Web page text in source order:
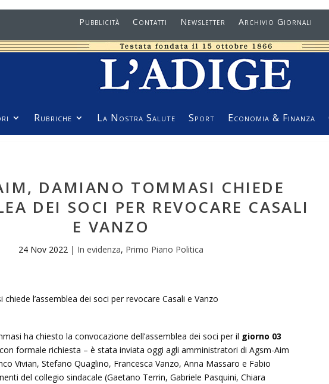
Pubblicità Contatti Newsletter Archivio Giornali
Rubriche La Nostra Salute Sport Economia & Finanza
DAMIANO TOMMASI CHIEDE
DEI SOCI PER REVOCARE CASALI
E VANZO
24 Nov 2022 | In evidenza, Primo Piano Politica
ha chiesto la convocazione dell’assemblea dei soci per il giorno 03
formale richiesta – è stata inviata oggi agli amministratori di Agsm-Aim
Vivian, Stefano Quaglino, Francesca Vanzo, Anna Massaro e Fabio
del collegio sindacale (Gaetano Terrin, Gabriele Pasquini, Chiara